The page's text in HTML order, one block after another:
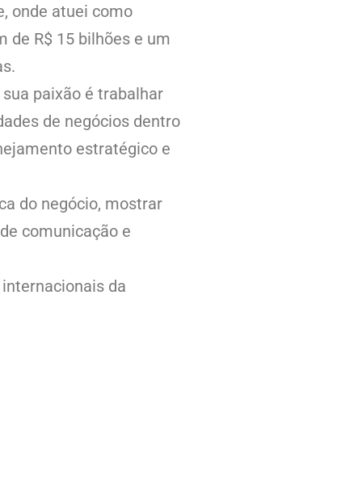
onde atuei como
de R$ 15 bilhões e um
paixão é trabalhar
de negócios dentro
estratégico e
do negócio, mostrar
comunicação e
da